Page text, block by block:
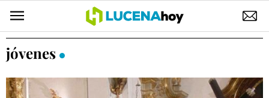
POLÍTICA
ELECCIONES
jóvenes